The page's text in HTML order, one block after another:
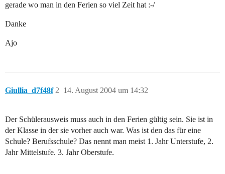
gerade wo man in den Ferien so viel Zeit hat :-/
Danke
Ajo
Giullia_d7f48f 14. August 2004 um 14:32
2
Der Schülerausweis muss auch in den Ferien gültig sein. Sie ist in
der Klasse in der sie vorher auch war. Was ist den das für eine
Schule? Berufsschule? Das nennt man meist 1. Jahr Unterstufe, 2.
Jahr Mittelstufe. 3. Jahr Oberstufe.